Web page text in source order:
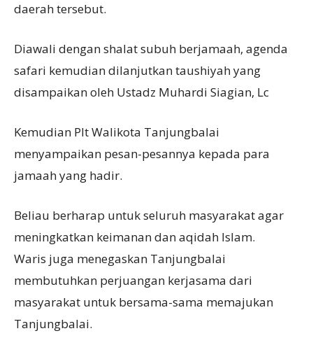
daerah tersebut.
Diawali dengan shalat subuh berjamaah, agenda
safari kemudian dilanjutkan taushiyah yang
disampaikan oleh Ustadz Muhardi Siagian, Lc
Kemudian Plt Walikota Tanjungbalai
menyampaikan pesan-pesannya kepada para
jamaah yang hadir.
Beliau berharap untuk seluruh masyarakat agar
meningkatkan keimanan dan aqidah Islam.
Waris juga menegaskan Tanjungbalai
membutuhkan perjuangan kerjasama dari
masyarakat untuk bersama-sama memajukan
Tanjungbalai.